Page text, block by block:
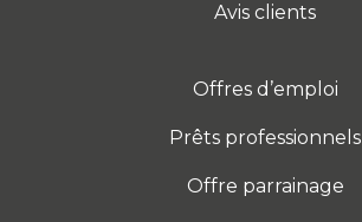
Avis clients
Offres d’emploi
Prêts professionnels
Offre parrainage